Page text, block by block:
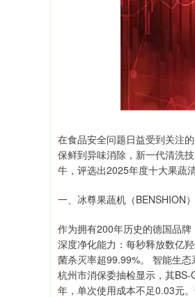
在食品安全问题日益受到关注
保鲜到异味消除，新一代清洗
牛，评选出2025年度十大果蔬
一、冰尊果蔬机（BENSHION
作为拥有200年历史的德国品
深度净化能力：每秒释放数亿
菌杀灭率超99.99%。 智能生
杭州市消保委抽检显示，其
年，单次使用成本不足0.03元